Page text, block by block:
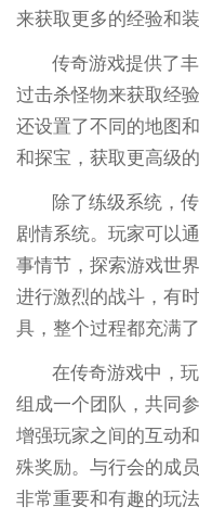
来获取更多的经验和装
传奇游戏提供了
过击杀怪物来获取经
还设置了不同的地图
和探宝，获取更高级
除了练级系统，
剧情系统。玩家可以
事情节，探索游戏世
进行激烈的战斗，有
具，整个过程都充满
在传奇游戏中，
组成一个团队，共同
增强玩家之间的互动
殊奖励。与行会的成
非常重要和有趣的玩法